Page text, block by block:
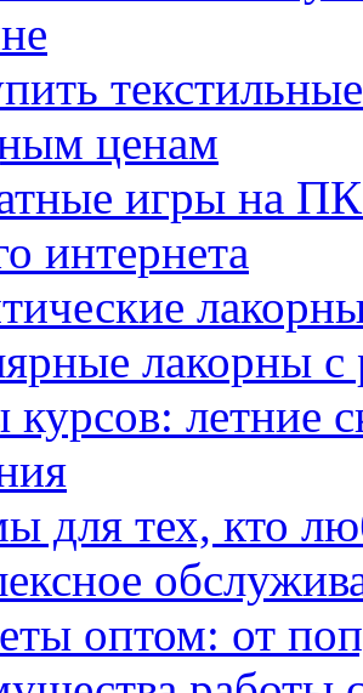
ценам
игры на
интернета
лакорны с
курсов: летние
для тех, кто
оптом: от